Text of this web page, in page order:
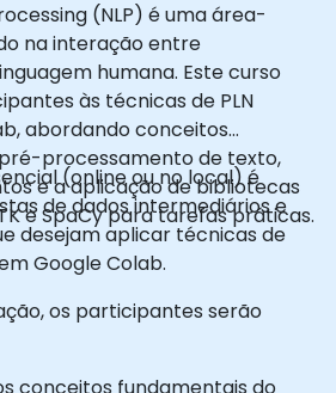
(NLP) é uma área-
na interação entre
humana. Este curso
às técnicas de PLN
abordando conceitos
processamento de texto,
e a aplicação de bibliotecas
e SpaCy para tarefas práticas.
(online ou no local) é
de dados intermediários e
desejam aplicar técnicas de
Google Colab.
os participantes serão